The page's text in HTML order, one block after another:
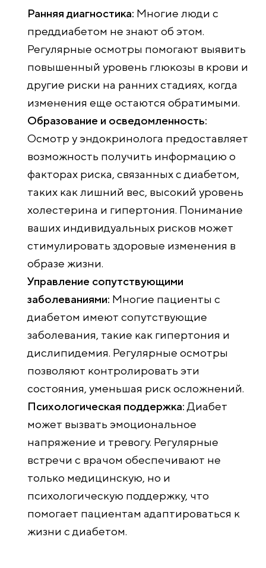
Ранняя диагностика: Многие люди с
преддиабетом не знают об этом.
Регулярные осмотры помогают выявить
повышенный уровень глюкозы в крови и
другие риски на ранних стадиях, когда
изменения еще остаются обратимыми.
Образование и осведомленность:
Осмотр у эндокринолога предоставляет
возможность получить информацию о
факторах риска, связанных с диабетом,
таких как лишний вес, высокий уровень
холестерина и гипертония. Понимание
ваших индивидуальных рисков может
стимулировать здоровые изменения в
образе жизни.
Управление сопутствующими
заболеваниями: Многие пациенты с
диабетом имеют сопутствующие
заболевания, такие как гипертония и
дислипидемия. Регулярные осмотры
позволяют контролировать эти
состояния, уменьшая риск осложнений.
Психологическая поддержка: Диабет
может вызвать эмоциональное
напряжение и тревогу. Регулярные
встречи с врачом обеспечивают не
только медицинскую, но и
психологическую поддержку, что
помогает пациентам адаптироваться к
жизни с диабетом.